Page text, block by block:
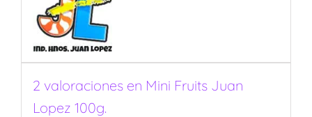
2 valoraciones en Mini Fruits Juan
Lopez 100g.